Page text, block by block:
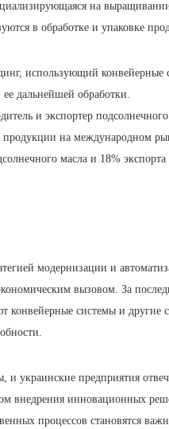
на
в обработке и упаковке
использующий конвейерные
дальнейшей обработки.
и экспортер
на международном
масла и 18%
модернизации и
вызовом. За
конвейерные системы и другие
и украинские предприятия
внедрения инновационных
процессов становятся